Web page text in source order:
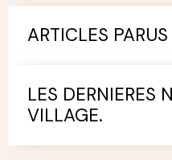
ARTICLES
LES DERNIERES
VILLAGE.